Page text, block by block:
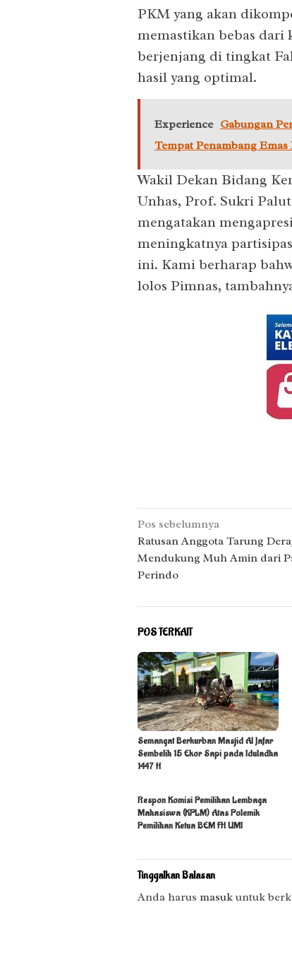
PKM yang akan
memastikan bebas dari
berjenjang di tingkat
hasil yang optimal.
Experience Gabungan
Tempat Penambang
Wakil Dekan Bidang
Unhas, Prof. Sukri
mengatakan
meningkatnya
ini. Kami berharap
lolos Pimnas,
Navigasi
pos
Pos sebelumnya
Ratusan Anggota Tarung
Mendukung Muh Amin dari
Perindo
POS TERKAIT
Semangat Berkurban Masjid Al Jafar
Sembelih 15 Ekor Sapi pada Iduladha
1447 H
Respon Komisi Pemilihan Lembaga
Mahasiswa (KPLM) Atas Polemik
Pemilihan Ketua BEM FH UMI
Tinggalkan Balasan
Anda harus masuk untuk